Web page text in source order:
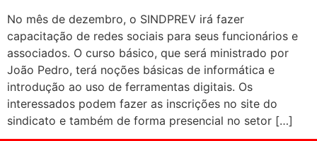
No mês de dezembro, o SINDPREV irá fazer
capacitação de redes sociais para seus funcionários e
associados. O curso básico, que será ministrado por
João Pedro, terá noções básicas de informática e
introdução ao uso de ferramentas digitais. Os
interessados podem fazer as inscrições no site do
sindicato e também de forma presencial no setor […]